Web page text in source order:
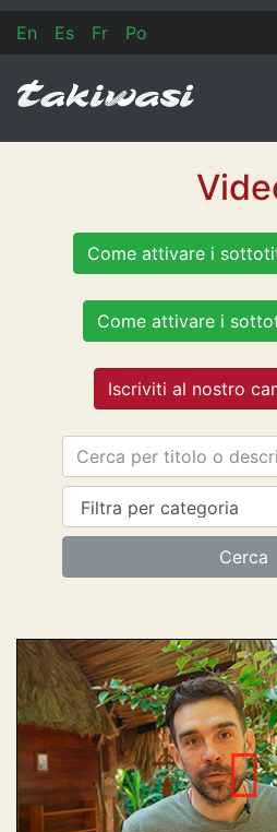
En Es Fr Po
Come attivare i
Come attivare i
Iscriviti al nostro